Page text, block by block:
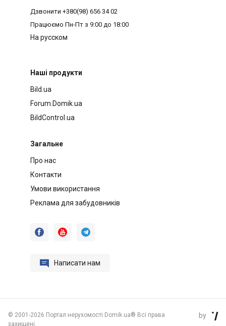
Дзвонити +380(98) 656 34 02
Працюємо Пн-Пт з 9:00 до 18:00
На русском
Наші продукти
Bild.ua
Forum.Domik.ua
BildControl.ua
Загальне
Про нас
Контакти
Умови використання
Реклама для забудовників
  
 Написати нам
© 2001-2026 Портал нерухомості Domik.ua® Всі права
захищені.
by 